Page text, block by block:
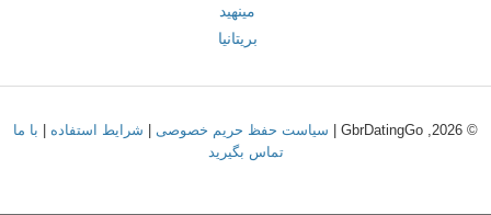
مینهید
بریتانیا
© 2026, GbrDatingGo | سیاست حفظ حریم خصوصی شرایط استفاده
با ما
تماس بگیرید